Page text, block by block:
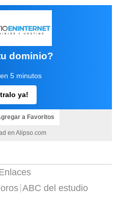
dominio?
5 minutos
ya!
a Favoritos
en Alipso.com
ABC del estudio